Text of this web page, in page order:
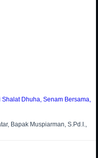
Dhuha, Senam Bersama,
Bapak Muspiarman, S.Pd.I.,